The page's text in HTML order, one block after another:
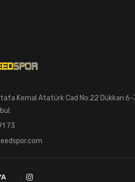
- Yastık
Kemal Atatürk Cad No:22 Dükkan:6-
73